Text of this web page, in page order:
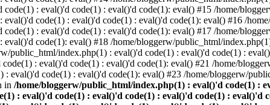
: eval()'d code(1) : eval()'d code(1): eval() #15 /home/
code(1) : eval()'d code(1) : eval()'d code(1): eval() #16 /
: eval()'d code(1) : eval()'d code(1): eval() #17 /home/
code(1): eval() #18 /home/bloggerw/public_html/
public_html/index.php(1) : eval()'d code(1) : eval()'d code(1) :
: eval()'d code(1) : eval()'d code(1): eval() #21 /home/
eval()'d code(1) : eval()'d code(1): eval() #23 /home/bloggerw/
in /home/bloggerw/public_html/index.php(1) : eval()'d code(1) :
: eval()'d code(1) : eval()'d code(1) : eval()'d code(1) : eval()'d